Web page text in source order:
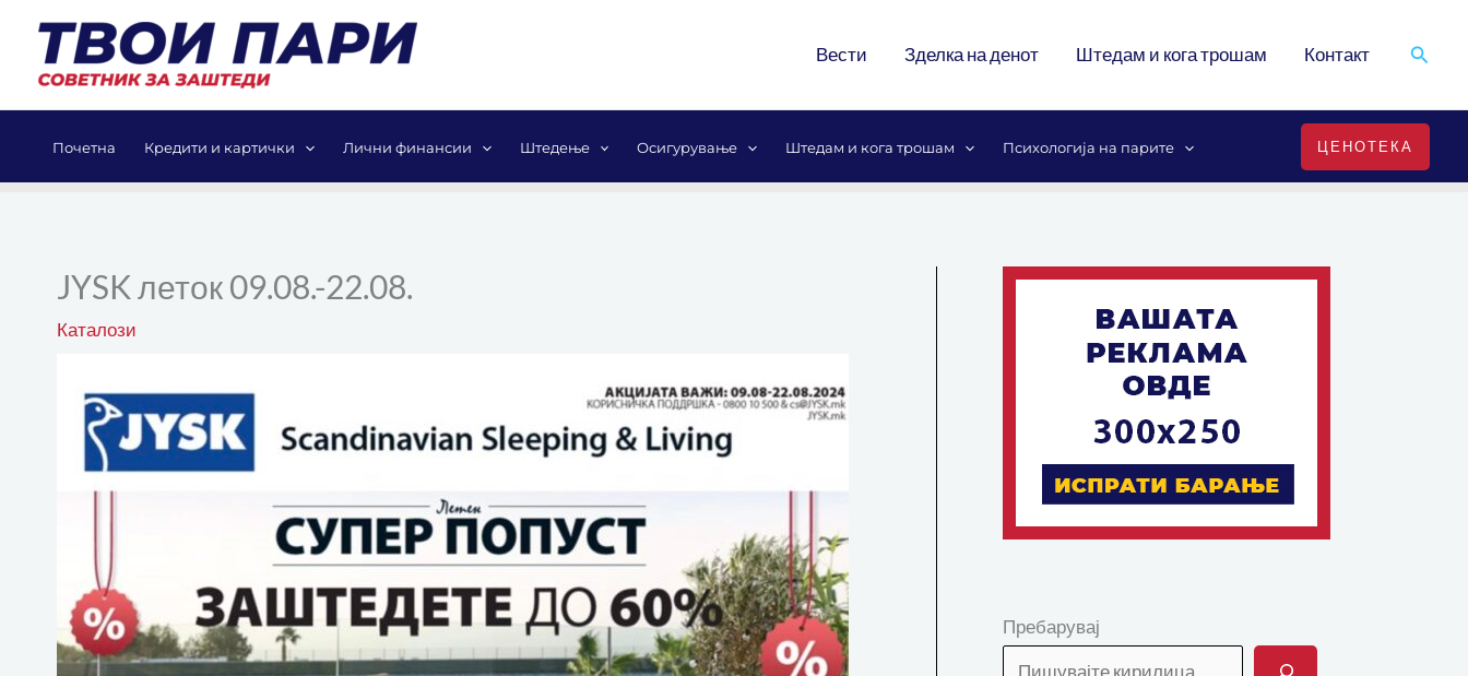
content
Вести Зделка на денот Штедам и кога трошам Контакт Search
Почетна Кредити и картички Лични финансии Штедење Осигурување Штедам и кога трошам Психологија на парите ЦЕНОТЕКА
JYSK леток 09.08.-22.08.
Каталози
Пребарувај